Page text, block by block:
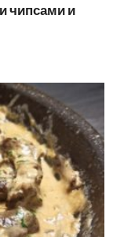
чипсами и